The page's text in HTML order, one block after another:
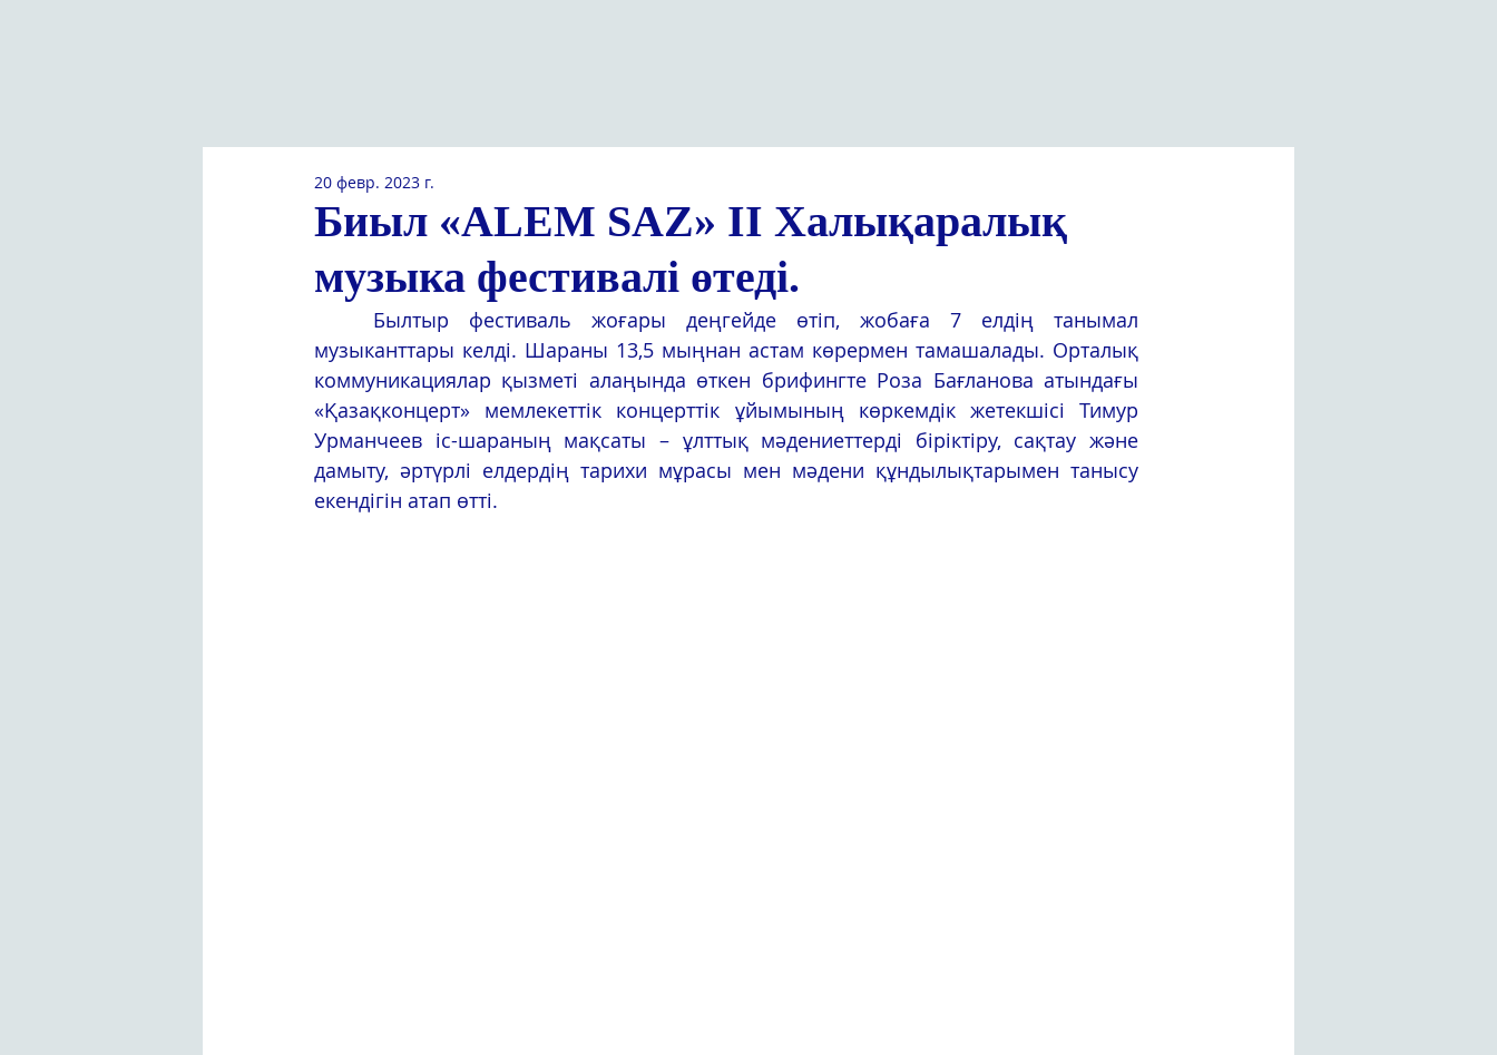
Биыл «ALEM SAZ» II Халықаралық
музыка фестивалі өтеді.
20 февр. 2023 г.
музыканттары келді. Шараны 13,5 мыңнан астам көрермен тамашалады. Орталық
коммуникациялар қызметі алаңында өткен брифингте Роза Бағланова атындағы
«Қазақконцерт» мемлекеттік концерттік ұйымының көркемдік жетекшісі Тимур
Урманчеев іс-шараның мақсаты – ұлттық мәдениеттерді біріктіру, сақтау және
дамыту, әртүрлі елдердің тарихи мұрасы мен мәдени құндылықтарымен танысу
екендігін атап өтті.